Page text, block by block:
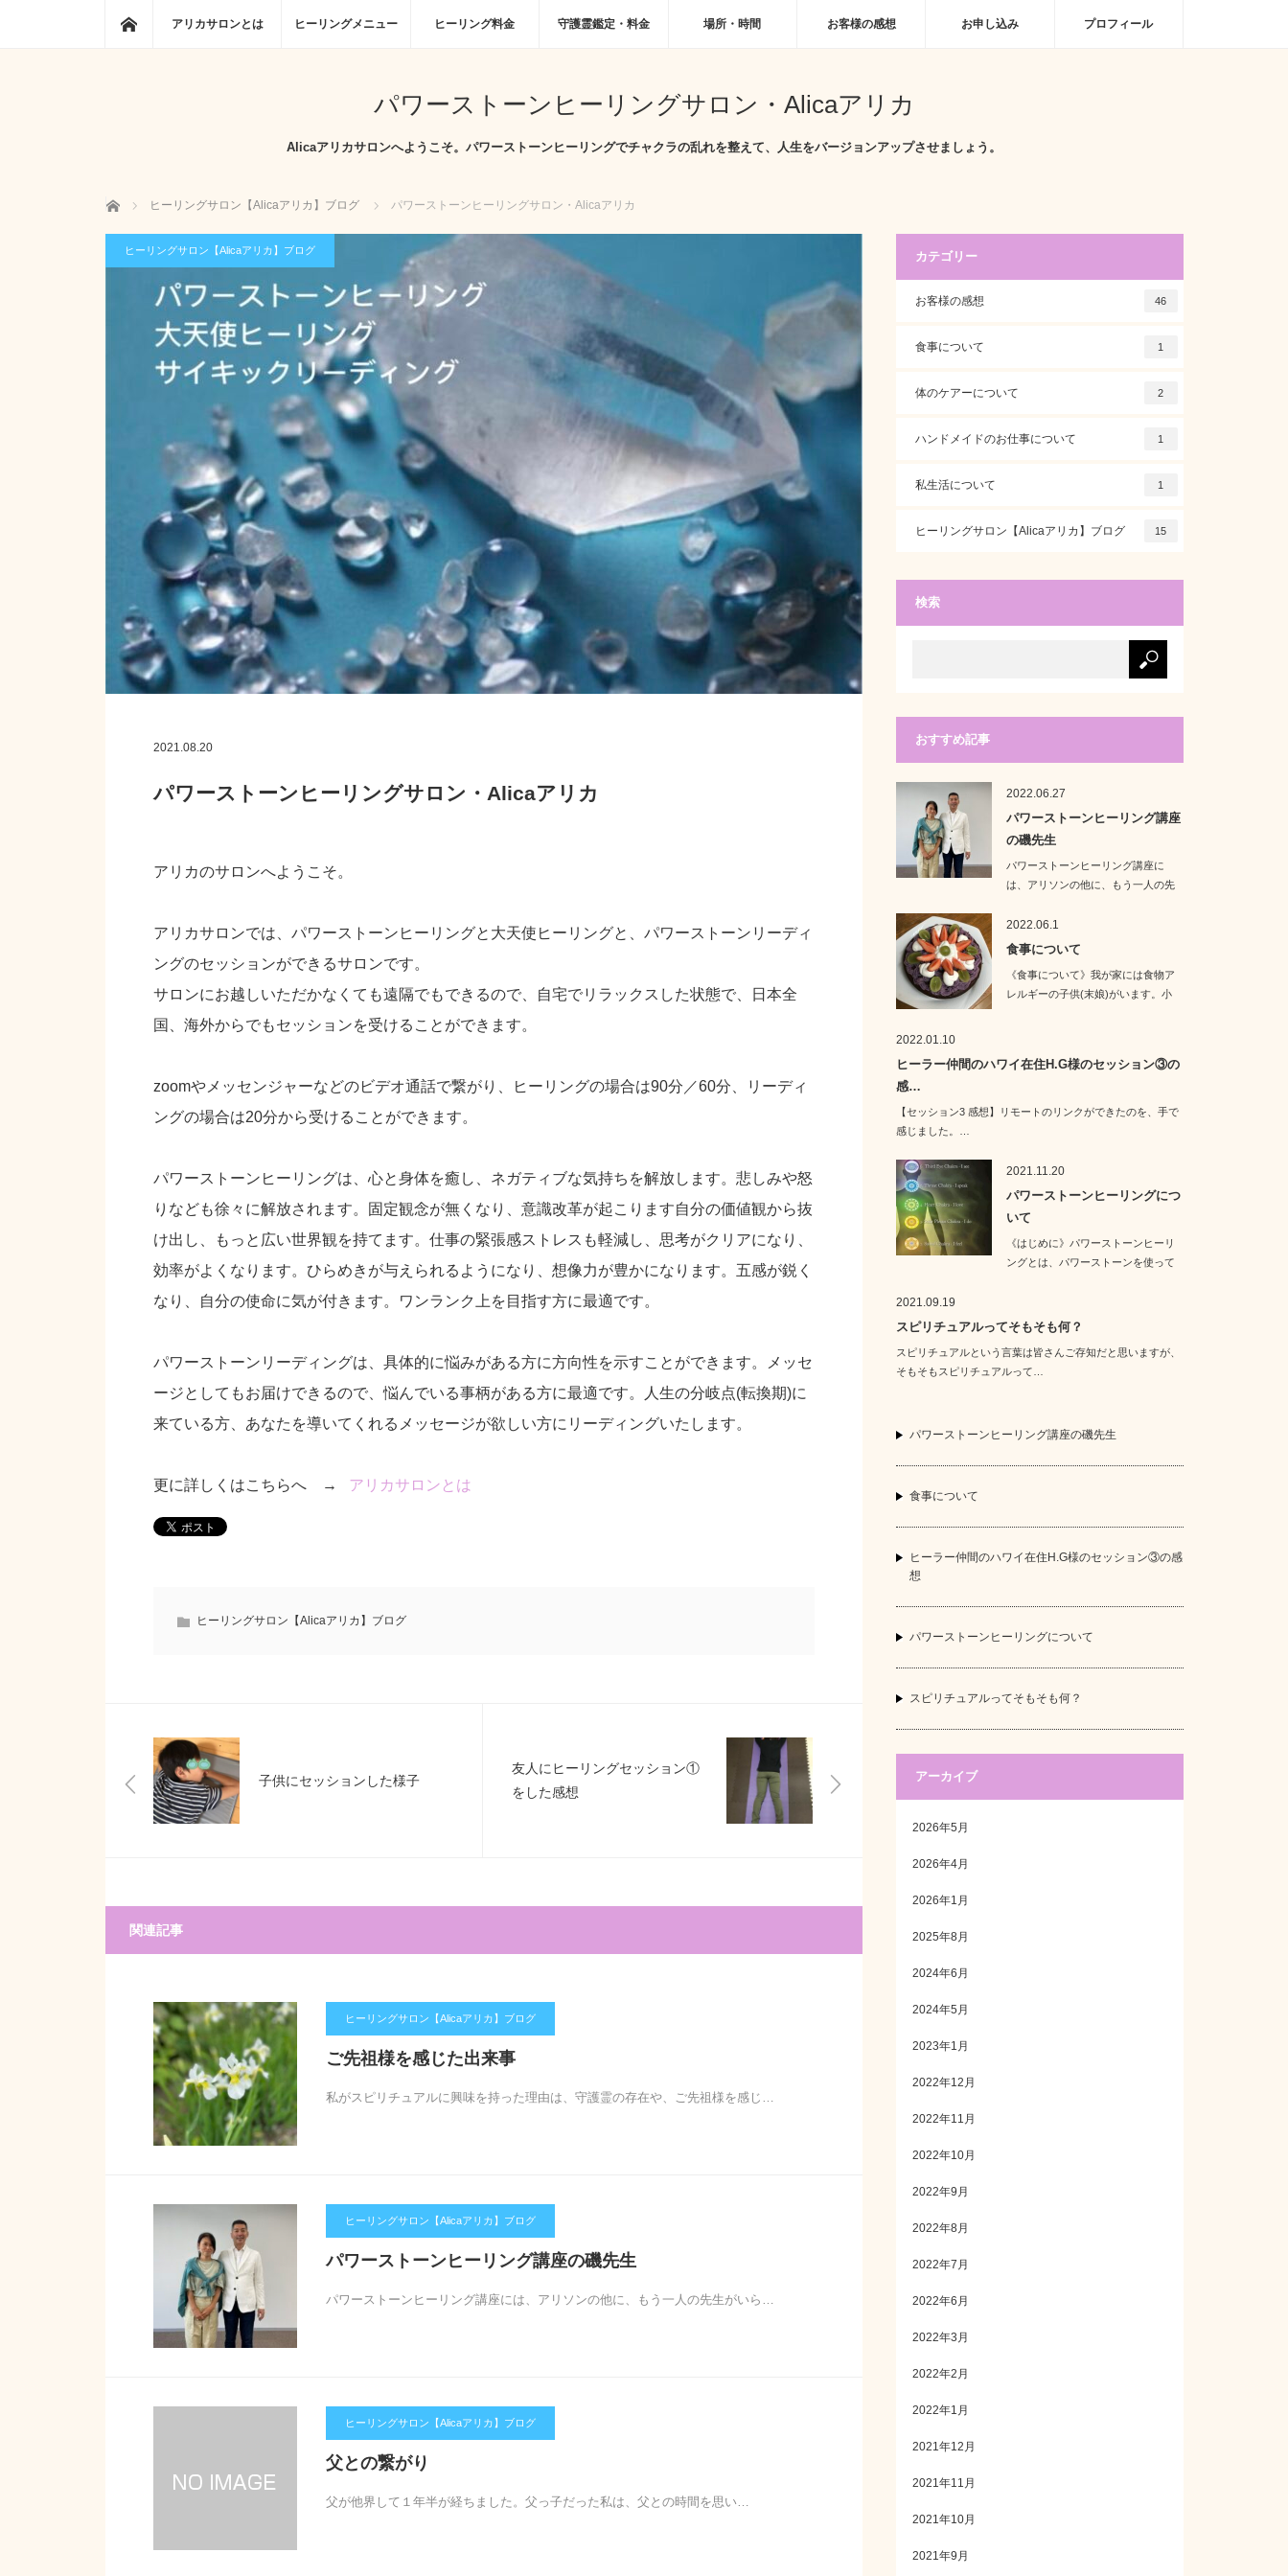
ホーム
アリカサロンとは ヒーリングメニュー ヒーリング料金 守護霊鑑定・料金 場所・時間 お客様の感想 お申し込み プロフィール
パワーストーンヒーリングサロン・Alicaアリカ
Alicaアリカサロンへようこそ。パワーストーンヒーリングでチャクラの乱れを整えて、人生をバージョンアップさせましょう。
ホーム ヒーリングサロン【Alicaアリカ】ブログ パワーストーンヒーリングサロン・Alicaアリカ
ヒーリングサロン【Alicaアリカ】ブログ
2021.08.20
パワーストーンヒーリングサロン・Alicaアリカ
アリカのサロンへようこそ。
アリカサロンでは、パワーストーンヒーリングと大天使ヒーリングと、パワーストーンリーディ
ングのセッションができるサロンです。
サロンにお越しいただかなくても遠隔でもできるので、自宅でリラックスした状態で、日本全
国、海外からでもセッションを受けることができます。
zoomやメッセンジャーなどのビデオ通話で繋がり、ヒーリングの場合は90分／60分、リーディ
ングの場合は20分から受けることができます。
パワーストーンヒーリングは、心と身体を癒し、ネガティブな気持ちを解放します。悲しみや怒
りなども徐々に解放されます。固定観念が無くなり、意識改革が起こります自分の価値観から抜
け出し、もっと広い世界観を持てます。仕事の緊張感ストレスも軽減し、思考がクリアになり、
効率がよくなります。ひらめきが与えられるようになり、想像力が豊かになります。五感が鋭く
なり、自分の使命に気が付きます。ワンランク上を目指す方に最適です。
パワーストーンリーディングは、具体的に悩みがある方に方向性を示すことができます。メッセ
ージとしてもお届けできるので、悩んでいる事柄がある方に最適です。人生の分岐点(転換期)に
来ている方、あなたを導いてくれるメッセージが欲しい方にリーディングいたします。
更に詳しくはこちらへ → アリカサロンとは
ヒーリングサロン【Alicaアリカ】ブログ
子供にセッションした様子
友人にヒーリングセッション①
をした感想
関連記事
ヒーリングサロン【Alicaアリカ】ブログ
ご先祖様を感じた出来事
私がスピリチュアルに興味を持った理由は、守護霊の存在や、ご先祖様を感じ…
ヒーリングサロン【Alicaアリカ】ブログ
パワーストーンヒーリング講座の磯先生
パワーストーンヒーリング講座には、アリソンの他に、もう一人の先生がいら…
ヒーリングサロン【Alicaアリカ】ブログ
父との繋がり
父が他界して１年半が経ちました。父っ子だった私は、父との時間を思い…
カテゴリー
お客様の感想 46
食事について 1
体のケアーについて 2
ハンドメイドのお仕事について 1
私生活について 1
ヒーリングサロン【Alicaアリカ】ブログ 15
検索
おすすめ記事
2022.06.27
パワーストーンヒーリング講座
の磯先生
パワーストーンヒーリング講座に
は、アリソンの他に、もう一人の先
2022.06.1
食事について
《食事について》我が家には食物ア
レルギーの子供(末娘)がいます。小
2022.01.10
ヒーラー仲間のハワイ在住H.G様のセッション③の
感…
【セッション3 感想】リモートのリンクができたのを、手で
感じました。…
2021.11.20
パワーストーンヒーリングにつ
いて
《はじめに》パワーストーンヒーリ
ングとは、パワーストーンを使って
2021.09.19
スピリチュアルってそもそも何？
スピリチュアルという言葉は皆さんご存知だと思いますが、
そもそもスピリチュアルって…
パワーストーンヒーリング講座の磯先生
食事について
ヒーラー仲間のハワイ在住H.G様のセッション③の感
想
パワーストーンヒーリングについて
スピリチュアルってそもそも何？
アーカイブ
2026年5月
2026年4月
2026年1月
2025年8月
2024年6月
2024年5月
2023年1月
2022年12月
2022年11月
2022年10月
2022年9月
2022年8月
2022年7月
2022年6月
2022年3月
2022年2月
2022年1月
2021年12月
2021年11月
2021年10月
2021年9月